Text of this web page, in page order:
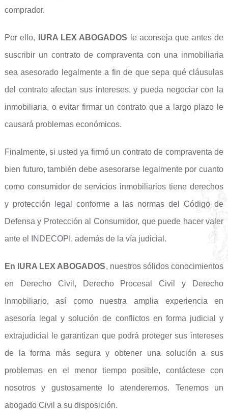
comprador.
Por ello, IURA LEX ABOGADOS
le aconseja que antes de
suscribir un contrato de compraventa con una inmobiliaria
sea asesorado legalmente a fin de que sepa qué cláusulas
del contrato afectan sus intereses, y pueda negociar con la
inmobiliaria, o evitar firmar un contrato que a largo plazo le
causará problemas económicos.
Finalmente, si usted ya firmó un contrato de compraventa de
bien futuro, también debe asesorarse legalmente por cuanto
como consumidor de servicios inmobiliarios tiene derechos
y protección legal conforme a las normas del Código de
Defensa y Protección al Consumidor, que puede hacer valer
ante el INDECOPI, además de la vía judicial.
En IURA LEX ABOGADOS, nuestros sólidos conocimientos
en Derecho Civil, Derecho Procesal Civil y Derecho
Inmobiliario, así como nuestra amplia experiencia en
asesoría legal y solución de conflictos en forma judicial y
extrajudicial le garantizan que podrá proteger sus intereses
de la forma más segura y obtener una solución a sus
problemas en el menor tiempo posible, contáctese con
nosotros y gustosamente lo atenderemos. Tenemos un
abogado Civil a su disposición.